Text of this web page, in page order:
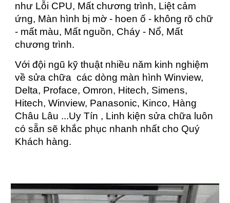
như Lỗi CPU, Mất chương trình, Liệt cảm
ứng, Màn hình bị mờ - hoen ố - không rõ chữ
- mất màu, Mất nguồn, Cháy - Nổ, Mất
chương trình.
Với đội ngũ kỹ thuật nhiều năm kinh nghiệm
về sửa chữa các dòng màn hình Winview,
Delta, Proface, Omron, Hitech, Simens,
Hitech, Winview, Panasonic, Kinco, Hàng
Châu Lâu ...Uy Tín , Linh kiện sửa chữa luôn
có sẵn sẽ khắc phục nhanh nhất cho Quý
Khách hàng.